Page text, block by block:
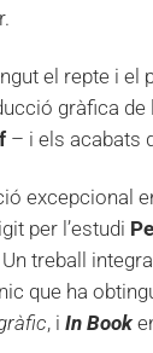
el repte i el
gràfica de
– i els acabats
excepcional
per l’estudi
Un treball
que ha
, i In Book